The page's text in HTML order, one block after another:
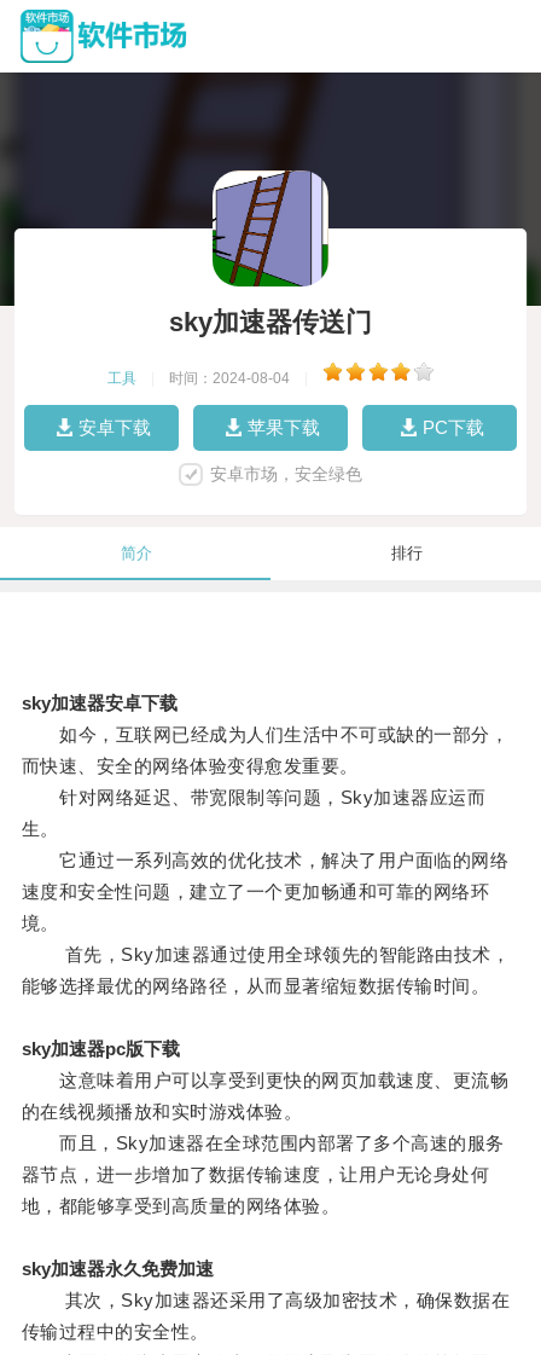
sky加速器传送门
工具 时间：2024-08-04
安卓下载 苹果下载 PC下载
安卓市场，安全绿色
简介 排行
sky加速器安卓下载
如今，互联网已经成为人们生活中不可或缺的一部分，
而快速、安全的网络体验变得愈发重要。
针对网络延迟、带宽限制等问题，Sky加速器应运而
生。
它通过一系列高效的优化技术，解决了用户面临的网络
速度和安全性问题，建立了一个更加畅通和可靠的网络环
境。
首先，Sky加速器通过使用全球领先的智能路由技术，
能够选择最优的网络路径，从而显著缩短数据传输时间。
sky加速器pc版下载
这意味着用户可以享受到更快的网页加载速度、更流畅
的在线视频播放和实时游戏体验。
而且，Sky加速器在全球范围内部署了多个高速的服务
器节点，进一步增加了数据传输速度，让用户无论身处何
地，都能够享受到高质量的网络体验。
sky加速器永久免费加速
其次，Sky加速器还采用了高级加密技术，确保数据在
传输过程中的安全性。